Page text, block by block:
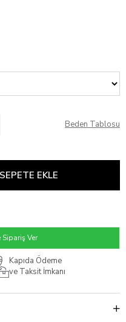
Beden Tablosu
Ver
Kapıda Ödeme
ve Taksit İmkanı